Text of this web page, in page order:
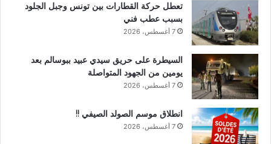
تعطل حركة القطارات بين تونس وجبل الجلود
بسبب عطب فني
7 أغسطس، 2026
السيطرة على حريق سيدي عبيد ببوسالم بعد
يومين من الجهود المتواصلة
7 أغسطس، 2026
انطلاق موسم الصولد الصيفي !!
7 أغسطس، 2026